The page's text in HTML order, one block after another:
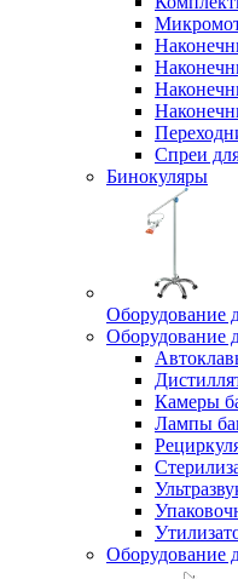
Спреи
Бинокуляры
Оборудование
Оборудование
Камеры
Лампы
Оборудование